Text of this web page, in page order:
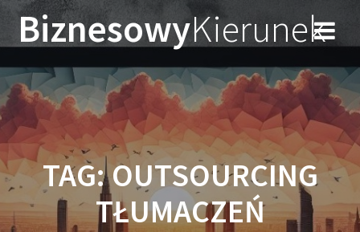
Przejdź
do
treści
BiznesowyKierunek
TAG:OUTSOURCING
TŁUMACZEŃ